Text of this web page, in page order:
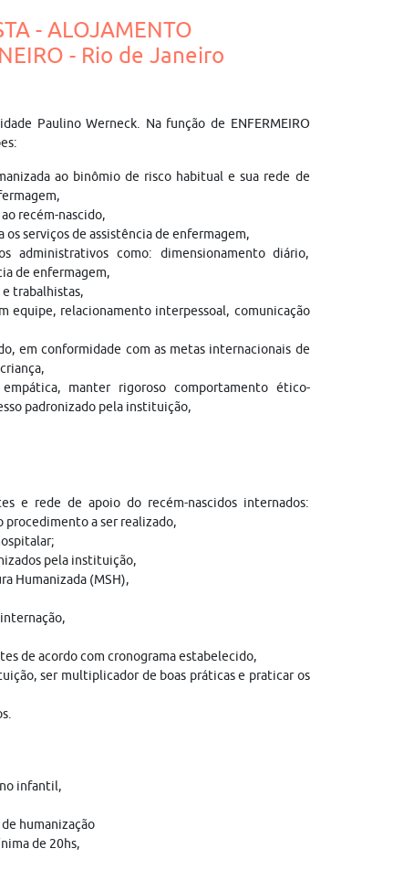
- ALOJAMENTO
- Rio de Janeiro
Paulino Werneck. Na função de ENFERMEIRO
ao binômio de risco habitual e sua rede de
recém-nascido,
serviços de assistência de enfermagem,
administrativos como: dimensionamento diário,
de enfermagem,
trabalhistas,
equipe, relacionamento interpessoal, comunicação
em conformidade com as metas internacionais de
manter rigoroso comportamento ético-
padronizado pela instituição,
e rede de apoio do recém-nascidos internados:
a ser realizado,
pela instituição,
Humanizada (MSH),
de acordo com cronograma estabelecido,
ser multiplicador de boas práticas e praticar os
infantil,
humanização
de 20hs,